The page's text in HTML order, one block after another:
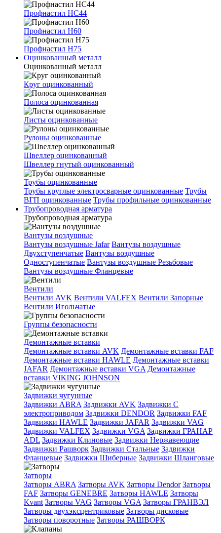
Профнастил НС44
Профнастил Н60
Профнастил Н75
Оцинкованный металл
Оцинкованный металл
Круг оцинкованный
Полоса оцинкованная
Листы оцинкованные
Рулоны оцинкованные
Швеллер оцинкованный
Швеллер гнутый оцинкованный
Трубы оцинкованные
Трубы круглые электросварные оцинкованные Трубы
ВГП оцинкованные Трубы профильные оцинкованные
Трубопроводная арматура
Трубопроводная арматура
Вантузы воздушные
Вантузы воздушные Jafar Вантузы воздушные
Двухступенчатые Вантузы воздушные
Одноступенчатые Вантузы воздушные Резьбовые
Вантузы воздушные Фланцевые
Вентили
Вентили AVK Вентили VALFEX Вентили Запорные
Вентили Игольчатые
Группы безопасности
Демонтажные вставки
Демонтажные вставки AVK Демонтажные вставки FAF
Демонтажные вставки HAWLE Демонтажные вставки
JAFAR Демонтажные вставки VGA Демонтажные
вставки VIKING JOHNSON
Задвижки чугунные
Задвижки ABRA Задвижки AVK Задвижки C
электроприводом Задвижки DENDOR Задвижки FAF
Задвижки HAWLE Задвижки JAFAR Задвижки VAG
Задвижки VALFEX Задвижки VGA Задвижки ГРАНАР
ADL Задвижки Клиновые Задвижки Нержавеющие
Задвижки Рашворк Задвижки Стальные Задвижки
Фланцевые Задвижки Шиберные Задвижки Шланговые
Затворы
Затворы ABRA Затворы AVK Затворы Dendor Затворы
FAF Затворы GENEBRE Затворы HAWLE Затворы
Kvant Затворы VAG Затворы VGA Затворы ГРАНВЭЛ
Затворы двухэксцентриковые Затворы дисковые
Затворы поворотные Затворы РАШВОРК